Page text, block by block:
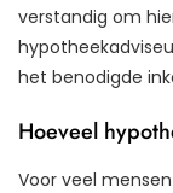
verstandig om
het benodigde
Hoeveel
Voor veel